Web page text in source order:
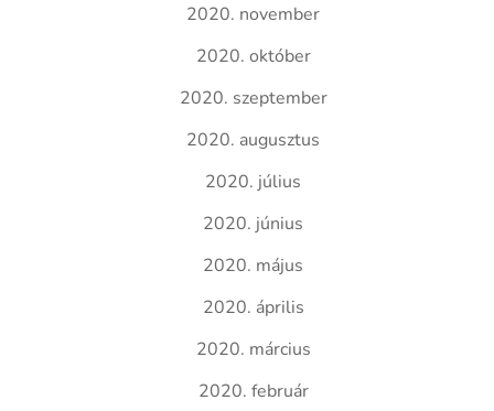
2020. november
2020. október
2020. szeptember
2020. augusztus
2020. július
2020. június
2020. május
2020. április
2020. március
2020. február